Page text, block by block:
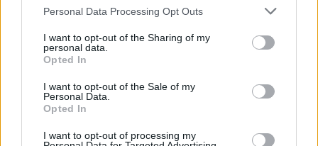
Please note that this website/app uses one or more Google
not limited to your visit or usage behaviour. You may click to
grant or deny consent to Google and its third-party tags to
use your data for below specified purposes in below Google
consent section.
Personal Data Processing Opt Outs
I want to opt-out of the Sharing of my
personal data.
Opted In
I want to opt-out of the Sale of my
Personal Data.
Opted In
I want to opt-out of processing my
Επίσης, αξίζει να επισκεφτείτε την Παλιά Σαγιάδα
βρίσκεται πάνω από τη σημερινή της τοποθεσία. Εκεί θα
περπατήσετε σε λιθόστρωτα καλντερίμια, θα δείτε
και θα απολαύσετε την πανοραμική θέα στο Ιόνιο.